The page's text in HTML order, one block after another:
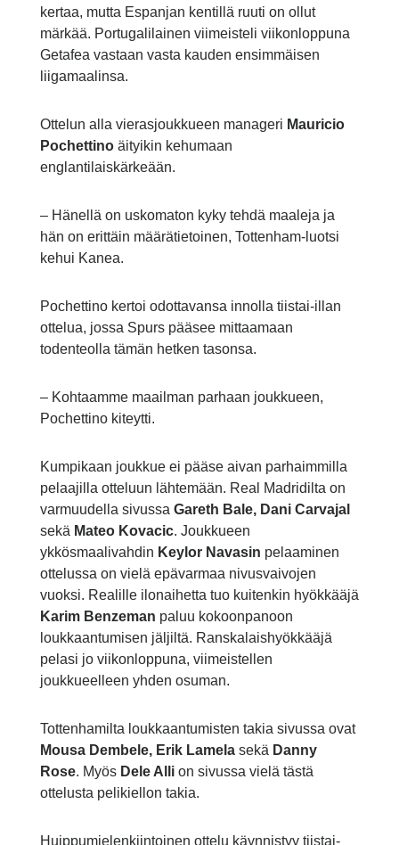
kertaa, mutta Espanjan kentillä ruuti on ollut
märkää. Portugalilainen viimeisteli viikonloppuna
Getafea vastaan vasta kauden ensimmäisen
liigamaalinsa.
Ottelun alla vierasjoukkueen manageri Mauricio
Pochettinoäityikin kehumaan
englantilaiskärkeään.
– Hänellä on uskomaton kyky tehdä maaleja ja
hän on erittäin määrätietoinen, Tottenham-luotsi
kehui Kanea.
Pochettino kertoi odottavansa innolla tiistai-illan
ottelua, jossa Spurs pääsee mittaamaan
todenteolla tämän hetken tasonsa.
– Kohtaamme maailman parhaan joukkueen,
Pochettino kiteytti.
Kumpikaan joukkue ei pääse aivan parhaimmilla
pelaajilla otteluun lähtemään. Real Madridilta on
varmuudella sivussa Gareth Bale, Dani Carvajal
sekä Mateo Kovacic. Joukkueen
ykkösmaalivahdin Keylor Navasin pelaaminen
ottelussa on vielä epävarmaa nivusvaivojen
vuoksi. Realille ilonaihetta tuo kuitenkin hyökkääjä
Karim Benzeman paluu kokoonpanoon
loukkaantumisen jäljiltä. Ranskalaishyökkääjä
pelasi jo viikonloppuna, viimeistellen
joukkueelleen yhden osuman.
Tottenhamilta loukkaantumisten takia sivussa ovat
Mousa Dembele, Erik Lamelasekä Danny
Rose. Myös Dele Allion sivussa vielä tästä
ottelusta pelikiellon takia.
Huippumielenkiintoinen ottelu käynnistyy tiistai-